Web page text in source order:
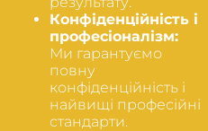
Конфіденційність і
професіоналізм:
Ми гарантуємо
повну
конфіденційність і
найвищі професійні
стандарти.